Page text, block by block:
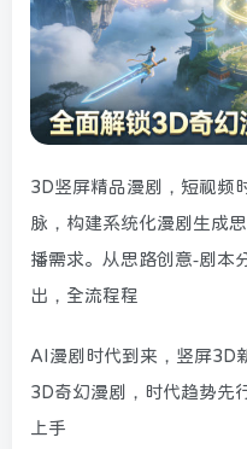
3D竖屏精品漫剧，短视频
脉，构建系统化漫剧生成
播需求。从思路创意-剧本
出，全流程程
AI漫剧时代到来，竖屏3D
3D奇幻漫剧，时代趋势先
上手